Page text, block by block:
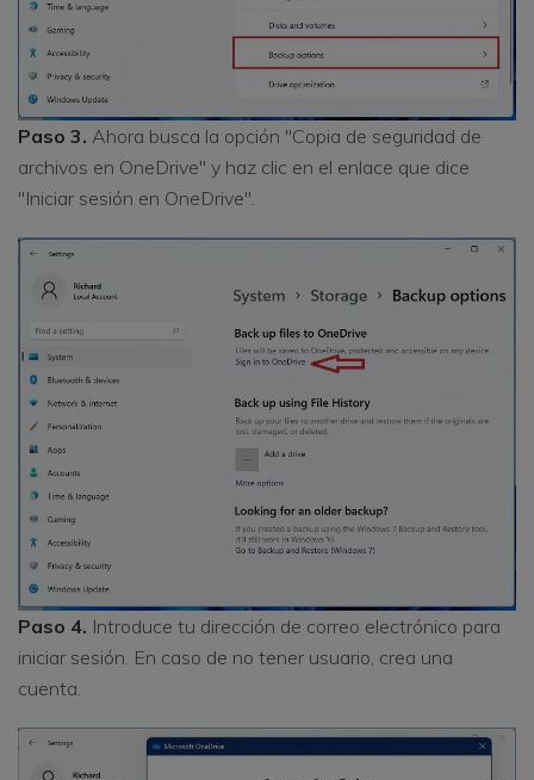
Paso 3. Ahora busca la opción "Copia de seguridad de
archivos en OneDrive" y haz clic en el enlace que dice
"Iniciar sesión en OneDrive".
Paso 4. Introduce tu dirección de correo electrónico para
iniciar sesión. En caso de no tener usuario, crea una
cuenta.